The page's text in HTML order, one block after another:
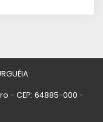
- CEP: 64885-000 -